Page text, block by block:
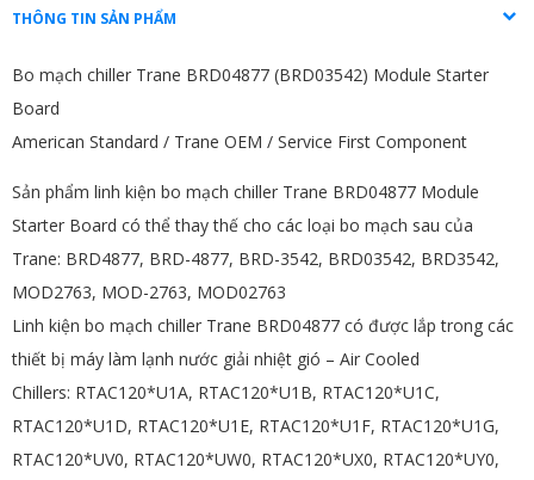
THÔNG TIN SẢN PHẨM
Bo mạch chiller Trane BRD04877 (BRD03542) Module Starter
Board
American Standard / Trane OEM / Service First Component
Sản phẩm linh kiện bo mạch chiller Trane BRD04877 Module
Starter Board có thể thay thế cho các loại bo mạch sau của
Trane: BRD4877, BRD-4877, BRD-3542, BRD03542, BRD3542,
MOD2763, MOD-2763, MOD02763
Linh kiện bo mạch chiller Trane BRD04877 có được lắp trong các
thiết bị máy làm lạnh nước giải nhiệt gió – Air Cooled
Chillers: RTAC120*U1A, RTAC120*U1B, RTAC120*U1C,
RTAC120*U1D, RTAC120*U1E, RTAC120*U1F, RTAC120*U1G,
RTAC120*UV0, RTAC120*UW0, RTAC120*UX0, RTAC120*UY0,